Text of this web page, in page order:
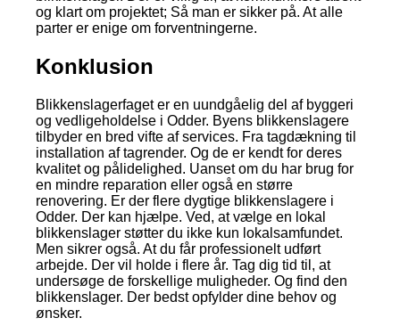
og klart om projektet; Så man er sikker på. At alle
parter er enige om forventningerne.
Konklusion
Blikkenslagerfaget er en uundgåelig del af byggeri
og vedligeholdelse i Odder. Byens blikkenslagere
tilbyder en bred vifte af services. Fra tagdækning til
installation af tagrender. Og de er kendt for deres
kvalitet og pålidelighed. Uanset om du har brug for
en mindre reparation eller også en større
renovering. Er der flere dygtige blikkenslagere i
Odder. Der kan hjælpe. Ved, at vælge en lokal
blikkenslager støtter du ikke kun lokalsamfundet.
Men sikrer også. At du får professionelt udført
arbejde. Der vil holde i flere år. Tag dig tid til, at
undersøge de forskellige muligheder. Og find den
blikkenslager. Der bedst opfylder dine behov og
ønsker.